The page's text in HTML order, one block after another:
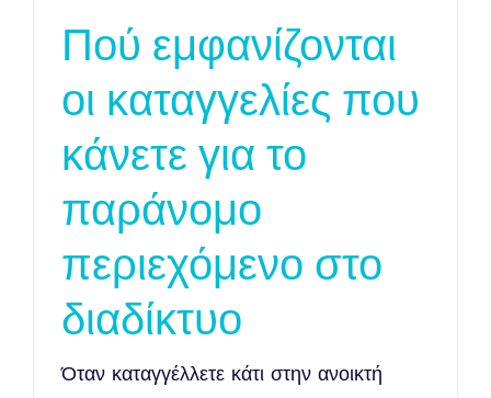
Πού εμφανίζονται
οι καταγγελίες που
κάνετε για το
παράνομο
περιεχόμενο στο
διαδίκτυο
Όταν καταγγέλλετε κάτι στην ανοικτή